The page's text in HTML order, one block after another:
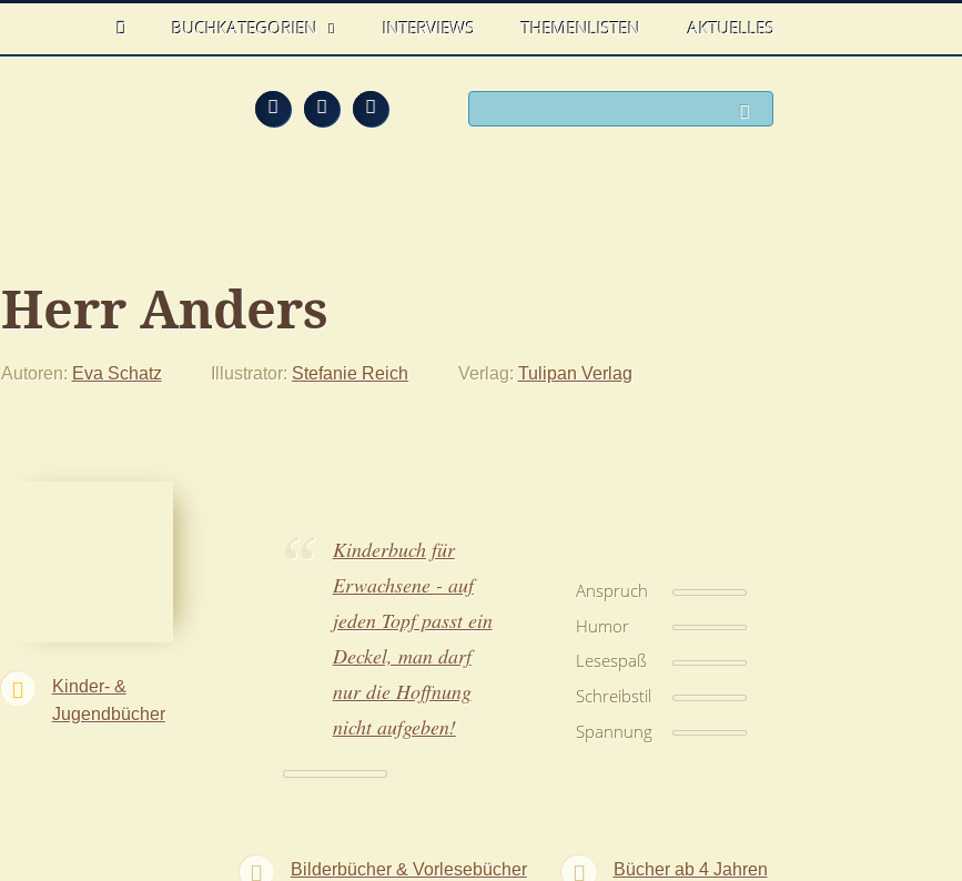
HOME
BUCHKATEGORIEN INTERVIEWS THEMENLISTEN AKTUELLES
Feed FacebookTwitter
Herr Anders
Autoren Eva Schatz Illustrator Stefanie Reich Verlag Tulipan Verlag
Kinder- &
Jugendbücher
Kinderbuch für
Erwachsene - auf
jeden Topf passt ein
Deckel, man darf
nur die Hoffnung
nicht aufgeben!
Anspruch
Humor
Lesespaß
Schreibstil
Spannung
Bilderbücher & Vorlesebücher Bücher ab 4 Jahren